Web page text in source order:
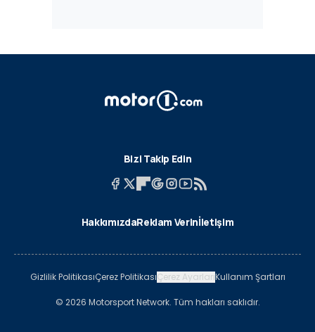
Bizi Takip Edin
HakkımızdaReklam Verinİletişim
Gizlilik PolitikasıÇerez PolitikasıÇerez AyarlarıKullanım Şartları
© 2026 Motorsport Network. Tüm hakları saklıdır.